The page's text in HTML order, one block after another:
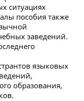
ситуациях
пособия также
заведений.
языковых
образования,